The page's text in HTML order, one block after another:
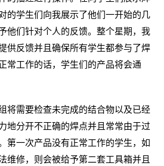
的学生们向我展示了他们一开始的几
他们针对个人的反馈。整个星期，我
供反馈并且确保所有学生都参与了焊
常工作的话，学生们的产品将会通
将需要检查未完成的结合物以及已经
地分开不正确的焊点并且常常由于过
第一次产品没有正常工作的学生，如
维修，则会被给予第二套工具箱并且